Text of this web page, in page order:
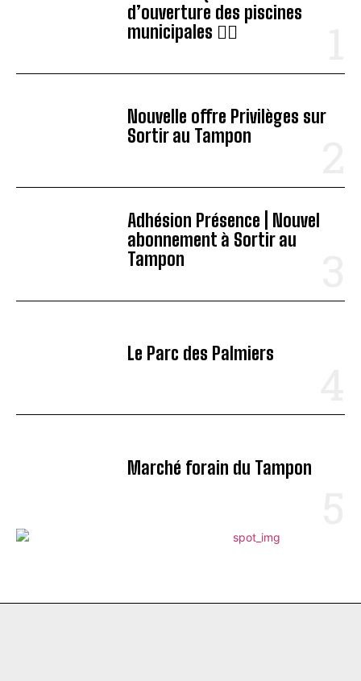
d’ouverture des piscines
municipales 🏊‍♂️
Nouvelle offre Privilèges sur
Sortir au Tampon
Adhésion Présence | Nouvel
abonnement à Sortir au
Tampon
Le Parc des Palmiers
Marché forain du Tampon